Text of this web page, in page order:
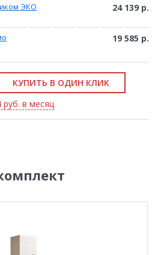
ЭКО
24 139 р.
19 585 р.
КУПИТЬ В ОДИН КЛИК
руб. в месяц